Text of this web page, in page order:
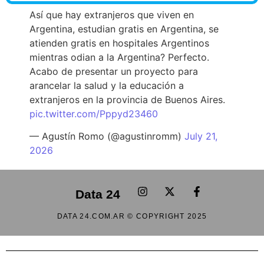
Así que hay extranjeros que viven en
Argentina, estudian gratis en Argentina, se
atienden gratis en hospitales Argentinos
mientras odian a la Argentina? Perfecto.
Acabo de presentar un proyecto para
arancelar la salud y la educación a
extranjeros en la provincia de Buenos Aires.
pic.twitter.com/Pppyd23460
— Agustín Romo (@agustinromm) July 21,
2026
Data 24
DATA 24.COM.AR © COPYRIGHT 2025